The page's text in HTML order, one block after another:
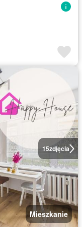
15zdjęcia
Mieszkanie